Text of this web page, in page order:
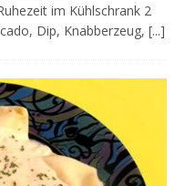
im Kühlschrank 2
Dip, Knabberzeug, [...]